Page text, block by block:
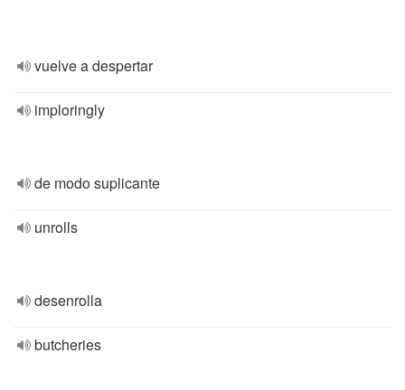
vuelve a despertar
imploringly
de modo suplicante
unrolls
desenrolla
butcheries